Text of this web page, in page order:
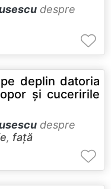
despre
deplin datoria
şi cuceririle
despre
, față